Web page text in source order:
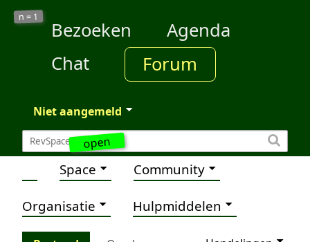
open
n = 1
Bezoeken
Agenda
Chat
Forum
Niet aangemeld
Space Community
Organisatie Hulpmiddelen